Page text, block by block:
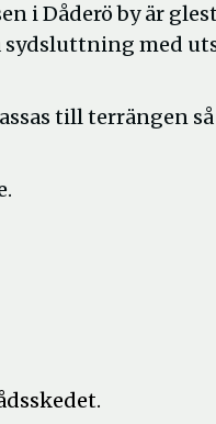
i Dåderö by är
sydsluttning med
till terrängen